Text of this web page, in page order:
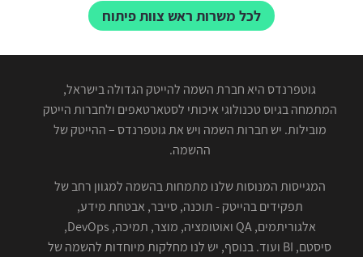
לכל משרות ראש צוות פיתוח
גוטפרנדס היא חברת השמה להייטק הגדולה בישראל,
המתמחה בגיוס טכנולוגי איכותי לסטארטאפים ולחברות הייטק
מובילות. יש חברות השמה ויש את גוטפרנדס – ההייטק של
ההשמה.
המגייסות המנוסות שלנו מתמחות בהשמה למגוון רחב של
תפקידים בהייטק - תוכנה, סייבר, אבטחת מידע,
אלגוריתמים, QA ואוטומציה, מוצר, תמיכה, DevOps,
סיסטם, BI ועוד. בנוסף, יש לנו מחלקות מיוחדות להשמה של